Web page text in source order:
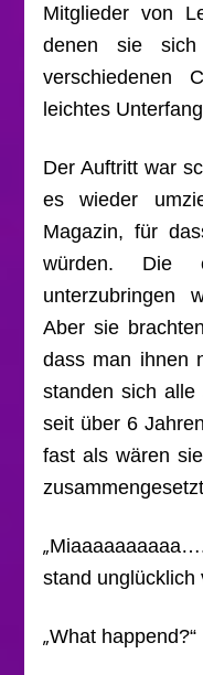
Mitglieder von
denen sie
verschiedenen
leichtes
Der Auftritt war
es wieder
Magazin, für
würden. Die
unterzubringen
Aber sie
dass man ihnen
standen sich
seit über 6
fast als wären
„
stand unglücklich
„What happend?“